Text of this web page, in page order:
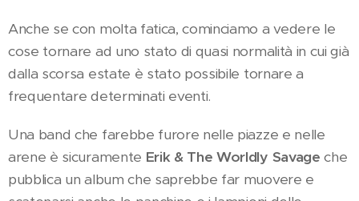
Anche se con molta fatica, cominciamo a vedere le
cose tornare ad uno stato di quasi normalità in cui già
dalla scorsa estate è stato possibile tornare a
frequentare determinati eventi.
Una band che farebbe furore nelle piazze e nelle
arene è sicuramente Erik & The Worldly Savage che
pubblica un album che saprebbe far muovere e